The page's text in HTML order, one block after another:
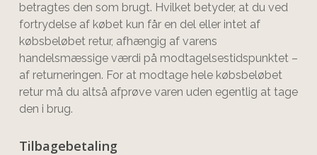
betragtes den som brugt. Hvilket betyder, at du ved
fortrydelse af købet kun får en del eller intet af
købsbeløbet retur, afhængig af varens
handelsmæssige værdi på modtagelsestidspunktet –
af returneringen. For at modtage hele købsbeløbet
retur må du altså afprøve varen uden egentlig at tage
den i brug.
Tilbagebetaling